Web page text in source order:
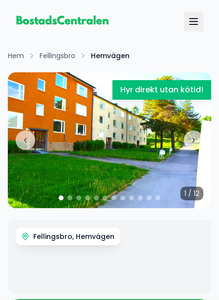
Hem Fellingsbro Hemvägen
Hyr direkt utan kötid!
1 / 12
Fellingsbro, Hemvägen